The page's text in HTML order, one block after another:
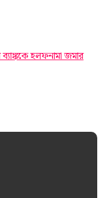
হলফনামা জমার